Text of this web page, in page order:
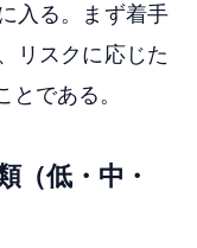
入る。まず着手
リスクに応じた
とである。
（低・中・